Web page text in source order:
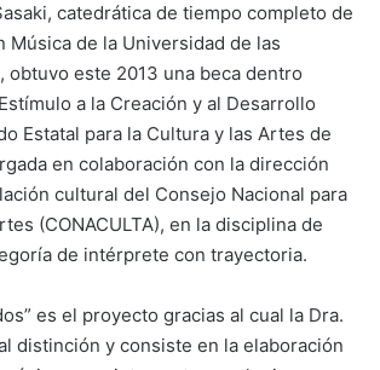
catedrática de tiempo completo de
Música de la Universidad de las
obtuvo este 2013 una beca dentro
a la Creación y al Desarrollo
Estatal para la Cultura y las Artes de
en colaboración con la dirección
cultural del Consejo Nacional para
(CONACULTA), en la disciplina de
de intérprete con trayectoria.
es el proyecto gracias al cual la Dra.
distinción y consiste en la elaboración